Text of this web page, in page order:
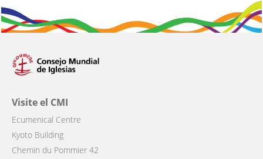
Visite el CMI
Ecumenical Centre
Kyoto Building
Chemin du Pommier 42